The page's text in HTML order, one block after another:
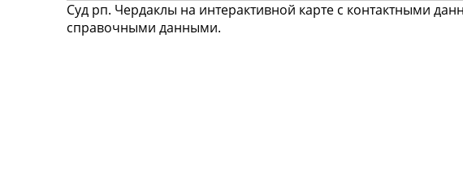
Суд рп. Чердаклы на интерактивной карте с контактными
справочными данными.